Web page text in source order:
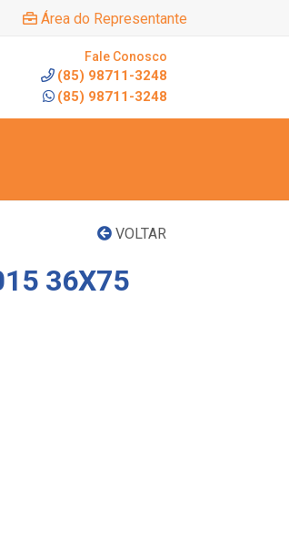
Área do Representante
Fale Conosco
(85) 98711-3248
(85) 98711-3248
VOLTAR
36X75